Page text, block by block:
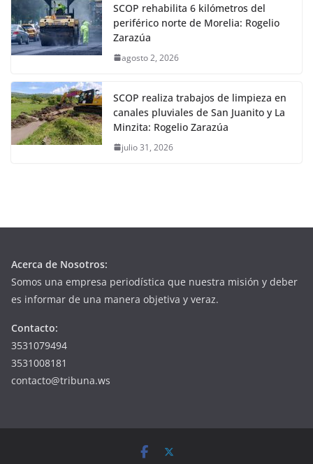
SCOP rehabilita 6 kilómetros del
periférico norte de Morelia: Rogelio
Zarazúa
agosto 2, 2026
SCOP realiza trabajos de limpieza en
canales pluviales de San Juanito y La
Minzita: Rogelio Zarazúa
julio 31, 2026
Acerca de Nosotros:
Somos una empresa periodística que nuestra misión y deber
es informar de una manera objetiva y veraz.
Contacto:
3531079494
3531008181
contacto@tribuna.ws